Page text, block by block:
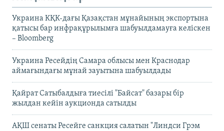
Украина КҚК-дағы Қазақстан мұнайының экспортына
қатысы бар инфрақұрылымға шабуылдамауға келіскен
– Bloomberg
Украина Ресейдің Самара облысы мен Краснодар
аймағындағы мұнай зауытына шабуылдады
Қайрат Сатыбалдыға тиесілі "Байсат" базары бір
жылдан кейін аукционда сатылды
АҚШ сенаты Ресейге санкция салатын "Линдси Грэм